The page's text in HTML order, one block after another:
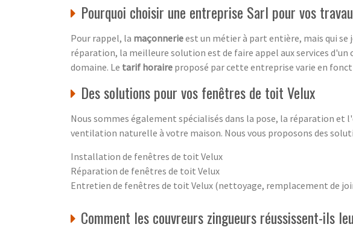
Pourquoi choisir une entreprise Sarl pour vos
Pour rappel, la maçonnerieest un métier à part entière, mais qui se
réparation, la meilleure solution est de faire appel aux services d'un
domaine. Le tarif horaire proposé par cette entreprise varie en
Des solutions pour vos fenêtres de toit Velux
Nous sommes également spécialisés dans la pose, la réparation
ventilation naturelle à votre maison. Nous vous proposons des
Installation de fenêtres de toit Velux
Réparation de fenêtres de toit Velux
Entretien de fenêtres de toit Velux (nettoyage, remplacement de
Comment les couvreurs zingueurs réussissent-ils